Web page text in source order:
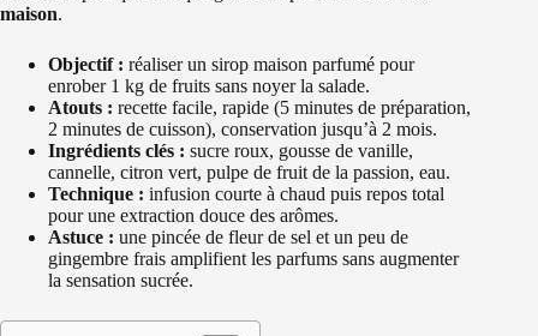
maison.
Objectif : réaliser un sirop maison parfumé pour
enrober 1 kg de fruits sans noyer la salade.
Atouts : recette facile, rapide (5 minutes de préparation,
2 minutes de cuisson), conservation jusqu’à 2 mois.
Ingrédients clés : sucre roux, gousse de vanille,
cannelle, citron vert, pulpe de fruit de la passion, eau.
Technique : infusion courte à chaud puis repos total
pour une extraction douce des arômes.
Astuce : une pincée de fleur de sel et un peu de
gingembre frais amplifient les parfums sans augmenter
la sensation sucrée.